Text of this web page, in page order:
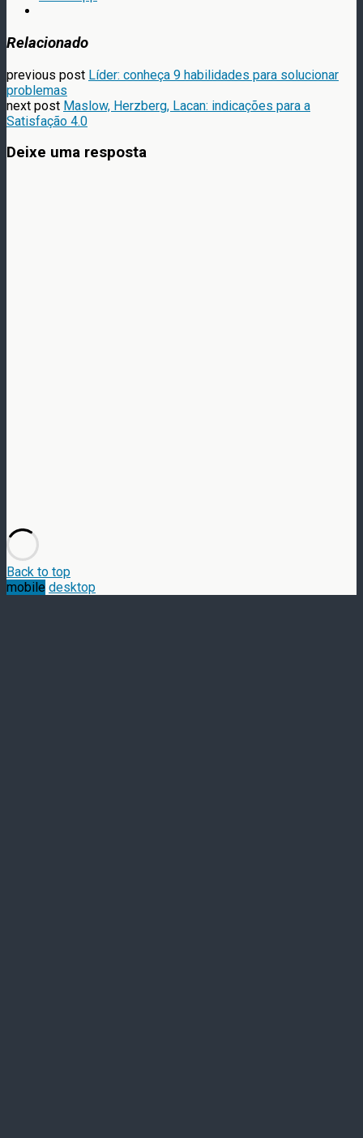
Relacionado
previous post Líder: conheça 9 habilidades para solucionar
problemas
next post Maslow, Herzberg, Lacan: indicações para a
Satisfação 4.0
Deixe uma resposta
Back to top
mobile desktop